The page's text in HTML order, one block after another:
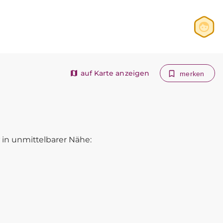
Registrieren
auf Karte anzeigen merken
unmittelbarer Nähe: